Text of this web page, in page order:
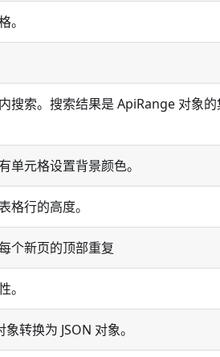
。
搜索。搜索结果是 ApiRange 对象的
单元格设置背景颜色。
格行的高度。
个新页的顶部重复
。
转换为 JSON 对象。